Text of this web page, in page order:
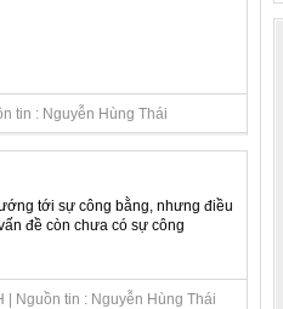
tin : Nguyễn Hùng Thái
tới sự công bằng, nhưng điều
đề còn chưa có sự công
| Nguồn tin : Nguyễn Hùng Thái